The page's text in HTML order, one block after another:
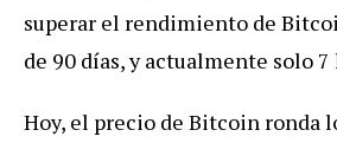
superar el rendimiento de
de 90 días, y actualmente solo
Hoy, el precio de Bitcoin ronda